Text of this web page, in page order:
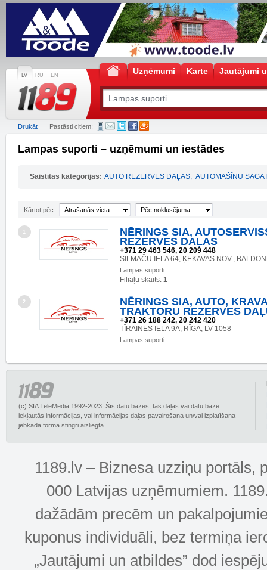
LV RU EN Uzņēmumi Karte Jautājumi
Drukāt Pastāsti citiem:
Lampas suporti – uzņēmumi un iestādes
Saistītās kategorijas: AUTO REZERVES DAĻAS, AUTOMAŠĪNU
Kārtot pēc: Atrašanās vieta Pēc noklusējuma
1
NĒRINGS SIA,
REZERVES DAĻAS
+371 29 463 546, 20 209 448
SILMAČU IELA 64, ĶEKAVAS NOV.,
Lampas suporti
Filiāļu skaits: 1
2
NĒRINGS SIA, AUTO,
TRAKTORU REZERVES
+371 26 188 242, 20 242 420
TĪRAINES IELA 9A, RĪGA, LV-1058
Lampas suporti
(c) SIA TeleMedia 1992-2023. Šīs datu bāzes, tās daļas vai datu bāzē
iekļautās informācijas, vai informācijas daļas pavairošana un/vai izplatīšana
jebkādā formā stingri aizliegta.
1189.lv – Biznesa uzziņu portāls,
000 Latvijas uzņēmumiem.
dažādām precēm un
kuponus individuāli, bez termiņa
„Jautājumi un atbildes” dod